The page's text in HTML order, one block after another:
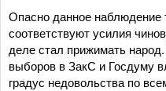
Опасно данное наблюдение
соответствуют усилия
деле стал прижимать
выборов в ЗакС и Госдуму
градус недовольства по